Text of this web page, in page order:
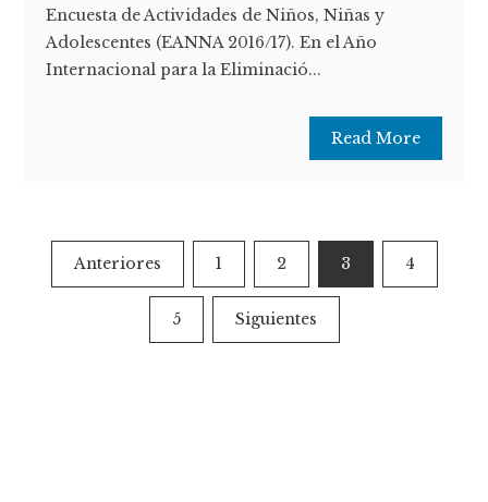
Encuesta de Actividades de Niños, Niñas y
Adolescentes (EANNA 2016/17). En el Año
Internacional para la Eliminació...
Read More
Paginación
de
entradas
Anteriores 1 2 3 4
5 Siguientes